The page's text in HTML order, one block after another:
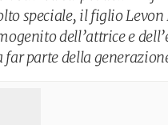
speciale, il figlio
dell’attrice e
far parte della